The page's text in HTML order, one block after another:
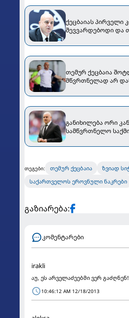
ქეცბაიას პირველი
შევვარდებოდი და
თემურ ქეცბაია
მწვრთნელად არ
განიხილება ორი
სამწვრთნელო
თეგები: თემურ ქეცბაია ზვიად
საქართველოს ეროვნული ნაკრები
გაზიარება:
კომენტარები
irakli
აუ, ეს არველაძეებმი ვერ
10:46:12 AM 12/18/2013